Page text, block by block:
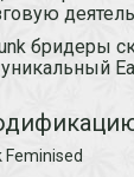
бридеры